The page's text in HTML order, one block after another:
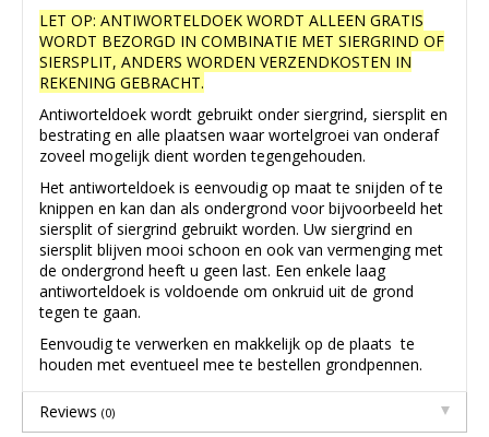
LET OP: ANTIWORTELDOEK WORDT ALLEEN GRATIS
WORDT BEZORGD IN COMBINATIE MET SIERGRIND OF
SIERSPLIT, ANDERS WORDEN VERZENDKOSTEN IN
REKENING GEBRACHT.
Antiworteldoek wordt gebruikt onder siergrind, siersplit en
bestrating en alle plaatsen waar wortelgroei van onderaf
zoveel mogelijk dient worden tegengehouden.
Het antiworteldoek is eenvoudig op maat te snijden of te
knippen en kan dan als ondergrond voor bijvoorbeeld het
siersplit of siergrind gebruikt worden. Uw siergrind en
siersplit blijven mooi schoon en ook van vermenging met
de ondergrond heeft u geen last. Een enkele laag
antiworteldoek is voldoende om onkruid uit de grond
tegen te gaan.
Eenvoudig te verwerken en makkelijk op de plaats te
houden met eventueel mee te bestellen grondpennen.
Reviews (0)